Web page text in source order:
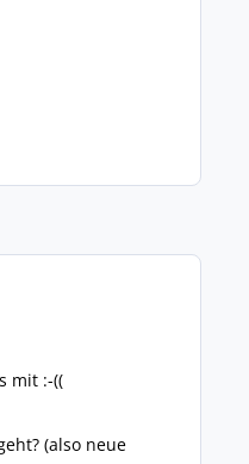
mit :-((
(also neue